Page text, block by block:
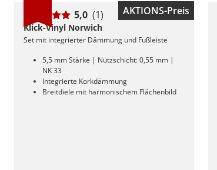
AKTIONS-Preis
5,0 (1)
Klick-Vinyl Norwich
Set mit integrierter Dämmung und Fußleiste
5,5 mm Stärke | Nutzschicht: 0,55 mm |
NK 33
Integrierte Korkdämmung
Breitdiele mit harmonischem Flächenbild